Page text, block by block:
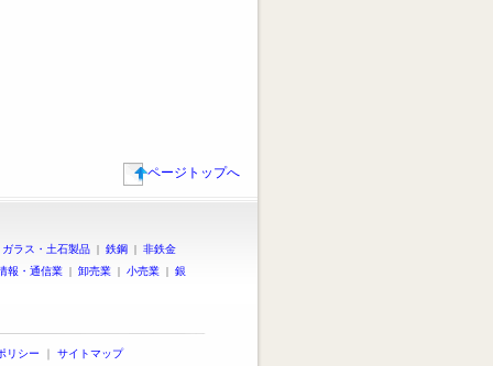
ページトップへ
ガラス・土石製品 | 鉄鋼 | 非鉄金
報・通信業 | 卸売業 | 小売業 | 銀
リシー ｜ サイトマップ